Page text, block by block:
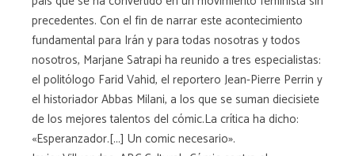
precedentes. Con el fin de narrar este acontecimiento
fundamental para Irán y para todas nosotras y todos
nosotros, Marjane Satrapi ha reunido a tres especialistas:
el politólogo Farid Vahid, el reportero Jean-Pierre Perrin y
el historiador Abbas Milani, a los que se suman diecisiete
de los mejores talentos del cómic.La crítica ha dicho:
«Esperanzador.[...] Un comic necesario».